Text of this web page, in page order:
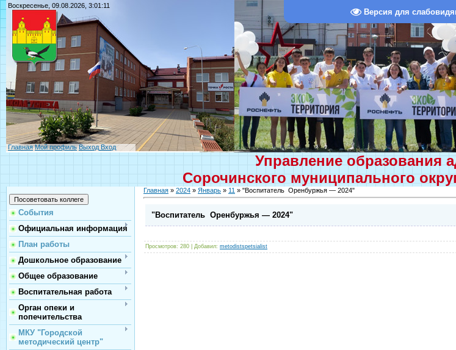
Версия для
Воскресенье, 09.08.2026, 3:01:11
Главная Мой профиль Выход Вход
Управление образования
Сорочинского муниципального
События
Официальная информация
План работы
Дошкольное образование
Общее образование
Воспитательная работа
Орган опеки и
попечительства
МКУ "Городской
методический центр"
Главная » 2024 » Январь » 11 » "Воспитатель Оренбуржья — 2024"
"Воспитатель Оренбуржья — 2024"
Просмотров: 280 | Добавил: metodistspetsialist